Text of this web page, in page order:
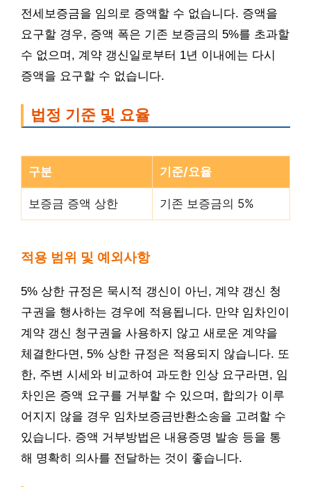
전세보증금을 임의로 증액할 수 없습니다. 증액을
요구할 경우, 증액 폭은 기존 보증금의 5%를 초과할
수 없으며, 계약 갱신일로부터 1년 이내에는 다시
증액을 요구할 수 없습니다.
법정 기준 및 요율
구분 기준/요율
보증금 증액 상한 기존 보증금의 5%
적용 범위 및 예외사항
5% 상한 규정은 묵시적 갱신이 아닌, 계약 갱신 청
구권을 행사하는 경우에 적용됩니다. 만약 임차인이
계약 갱신 청구권을 사용하지 않고 새로운 계약을
체결한다면, 5% 상한 규정은 적용되지 않습니다. 또
한, 주변 시세와 비교하여 과도한 인상 요구라면, 임
차인은 증액 요구를 거부할 수 있으며, 합의가 이루
어지지 않을 경우 임차보증금반환소송을 고려할 수
있습니다. 증액 거부방법은 내용증명 발송 등을 통
해 명확히 의사를 전달하는 것이 좋습니다.